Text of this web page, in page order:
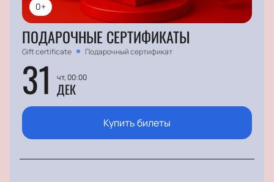
0+
ПОДАРОЧНЫЕ СЕРТИФИКАТЫ
Gift certificate Подарочный сертификат
31 чт, 00:00
ДЕК
Купить билеты